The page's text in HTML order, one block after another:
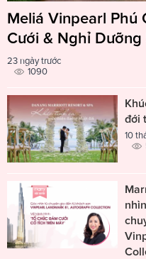
Meliá Vinpearl Phú
Cưới & Nghỉ
23 ngày trước
1090
đới
10